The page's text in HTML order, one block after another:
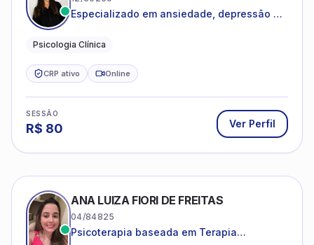
Especializado em ansiedade, depressão e
Psicologia Clínica
CRP ativo Online
SESSÃO
R$ 80 Ver Perfil
ANA LUIZA FIORI DE FREITAS
04/84825
Psicoterapia baseada em Terapia